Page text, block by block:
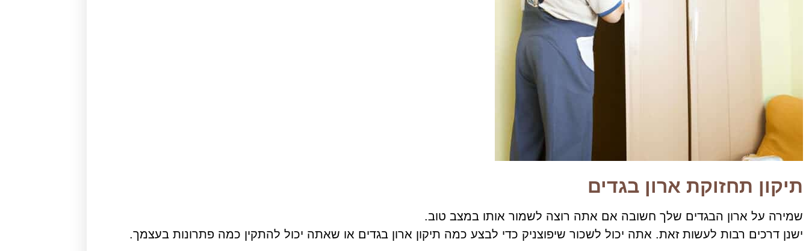
תיקון תחזוקת ארון בגדים
שמירה על ארון הבגדים שלך חשובה אם אתה רוצה לשמור אותו במצב טוב.
ישנן דרכים רבות לעשות זאת. אתה יכול לשכור שיפוצניק כדי לבצע כמה תיקון ארון בגדים או שאתה יכול להתקין כמה פתרונות בעצמך.